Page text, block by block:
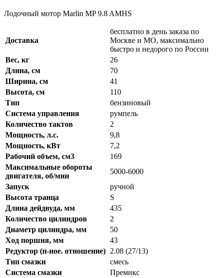
Лодочный мотор Marlin MP 9.8 AMHS
Доставка
бесплатно в день заказа по
Москве и МО, максимально
быстро и недорого по России
Вес, кг
26
Длина, см
70
Ширина, см
41
Высота, см
110
Тип
бензиновый
Система управления
румпель
Количество тактов
2
Мощность, л.с.
9,8
Мощность, кВт
7,2
Рабочий объем, см3
169
Максимальные обороты
двигателя, об/мин
5000-6000
Запуск
ручной
Высота транца
S
Длина дейдвуда, мм
435
Количество цилиндров
2
Диаметр цилиндра, мм
50
Ход поршня, мм
43
Редуктор (п-ное. отношение) 2.08 (27/13)
Тип смазки
смесь
Система смазки
Премикс